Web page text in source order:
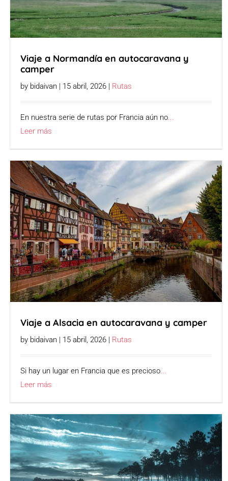
Viaje a Normandía en autocaravana y
camper
by bidaivan | 15 abril, 2026 | Rutas
En nuestra serie de rutas por Francia aún no...
Leer más
Viaje a Alsacia en autocaravana y camper
by bidaivan | 15 abril, 2026 | Rutas
Si hay un lugar en Francia que es precioso...
Leer más